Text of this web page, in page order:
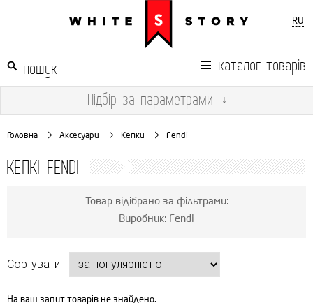
RU
каталог товарів
Підбір за параметрами ↓
Головна Аксесуари Кепки Fendi
КЕПКІ FENDI
Товар відібрано за фільтрами:
Виробник: Fendi
Сортувати
На ваш запит товарів не знайдено.